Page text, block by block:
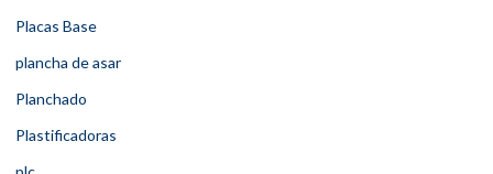
Placas Base
plancha de asar
Planchado
Plastificadoras